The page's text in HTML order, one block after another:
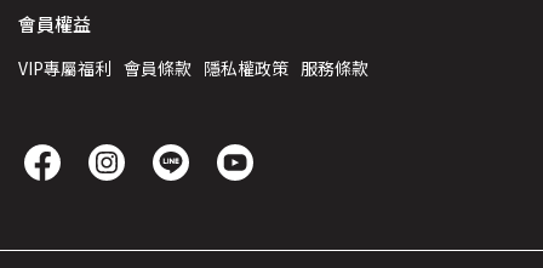
會員權益
VIP專屬福利 會員條款 隱私權政策 服務條款